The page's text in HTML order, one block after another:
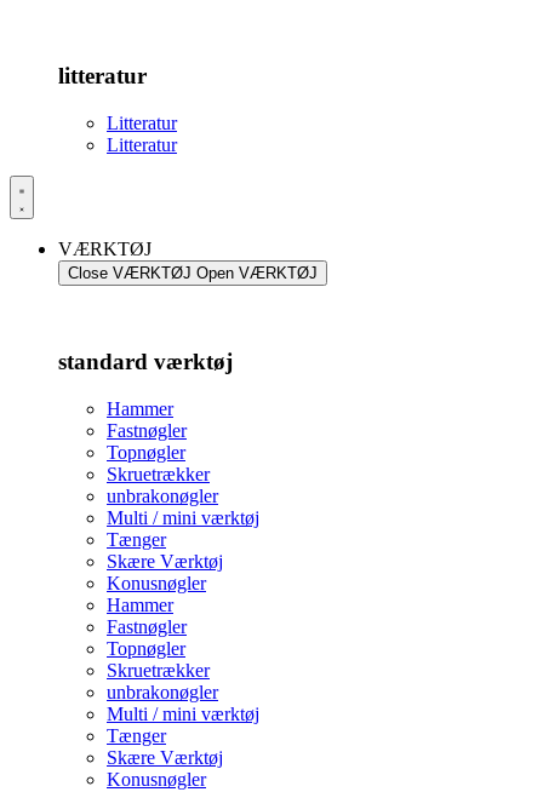
litteratur
Litteratur
Litteratur
VÆRKTØJ
Close VÆRKTØJ Open VÆRKTØJ
standard værktøj
Hammer
Fastnøgler
Topnøgler
Skruetrækker
unbrakonøgler
Multi / mini værktøj
Tænger
Skære Værktøj
Konusnøgler
Hammer
Fastnøgler
Topnøgler
Skruetrækker
unbrakonøgler
Multi / mini værktøj
Tænger
Skære Værktøj
Konusnøgler